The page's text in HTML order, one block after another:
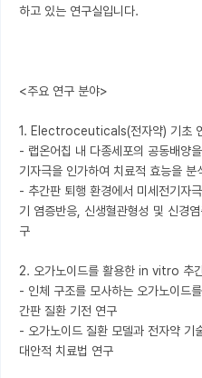
하고 있는 연구실입니다.
<주요 연구 분야>
1. Electroceuticals(전자약) 기초
- 랩온어칩 내 다종세포의 공동배양
기자극을 인가하여 치료적 효능을
- 추간판 퇴행 환경에서 미세전기자
기 염증반응, 신생혈관형성 및 신경
구
2. 오가노이드를 활용한 in vitro 추
- 인체 구조를 모사하는 오가노이드
간판 질환 기전 연구
- 오가노이드 질환 모델과 전자약 기
대안적 치료법 연구